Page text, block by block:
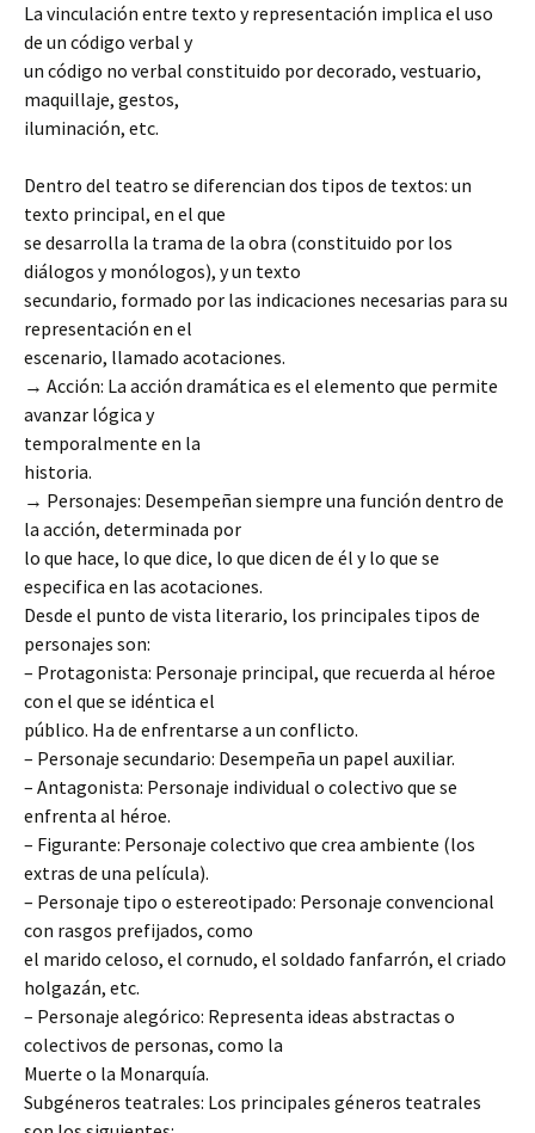
La vinculación entre texto y representación implica el uso
de un código verbal y
un código no verbal constituido por decorado, vestuario,
maquillaje, gestos,
iluminación, etc.
Dentro del teatro se diferencian dos tipos de textos: un
texto principal, en el que
se desarrolla la trama de la obra (constituido por los
diálogos y monólogos), y un texto
secundario, formado por las indicaciones necesarias para su
representación en el
escenario, llamado acotaciones.
→ Acción: La acción dramática es el elemento que permite
avanzar lógica y
temporalmente en la
historia.
→ Personajes: Desempeñan siempre una función dentro de
la acción, determinada por
lo que hace, lo que dice, lo que dicen de él y lo que se
especifica en las acotaciones.
Desde el punto de vista literario, los principales tipos de
personajes son:
– Protagonista: Personaje principal, que recuerda al héroe
con el que se idéntica el
público. Ha de enfrentarse a un conflicto.
– Personaje secundario: Desempeña un papel auxiliar.
– Antagonista: Personaje individual o colectivo que se
enfrenta al héroe.
– Figurante: Personaje colectivo que crea ambiente (los
extras de una película).
– Personaje tipo o estereotipado: Personaje convencional
con rasgos prefijados, como
el marido celoso, el cornudo, el soldado fanfarrón, el criado
holgazán, etc.
– Personaje alegórico: Representa ideas abstractas o
colectivos de personas, como la
Muerte o la Monarquía.
Subgéneros teatrales: Los principales géneros teatrales